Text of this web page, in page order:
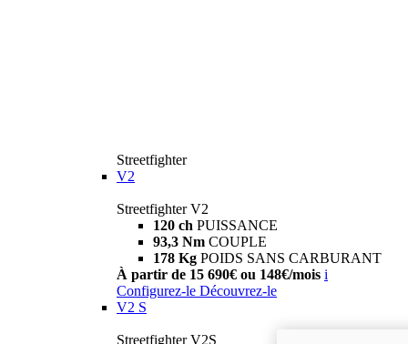
Streetfighter
V2
Streetfighter V2
120 ch PUISSANCE
93,3 Nm COUPLE
178 Kg POIDS SANS CARBURANT
À partir de 15 690€ ou 148€/mois i
Configurez-le Découvrez-le
V2 S
Streetfighter V2S